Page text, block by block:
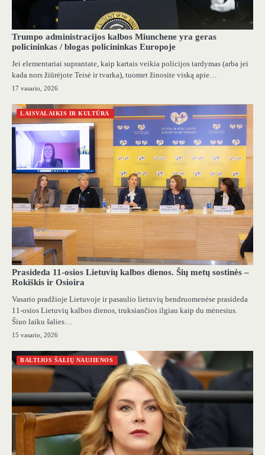
Trumpo administracijos kalbos Miunchene yra geras
policininkas / blogas policininkas Europoje
Jei elementariai suprantate, kaip kartais veikia policijos tardymas (arba jei
kada nors žiūrėjote Teisė ir tvarka), tuomet žinosite viską apie…
17 vasario, 2026
LAISVALAIKIS IR KULTŪRA
Prasideda 11-osios Lietuvių kalbos dienos. Šių metų sostinės –
Rokiškis ir Osioira
Vasario pradžioje Lietuvoje ir pasaulio lietuvių bendruomenėse prasideda
11-osios Lietuvių kalbos dienos, truksiančios ilgiau kaip du mėnesius.
Šiuo laiku šalies…
15 vasario, 2026
BALTIJOS ŠALIŲ NAUJIENOS